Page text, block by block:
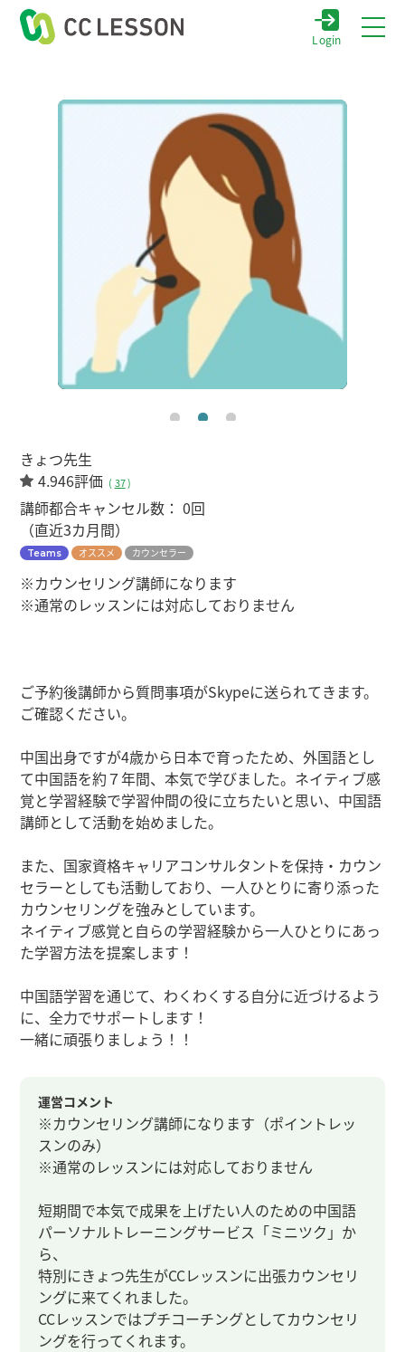
Login
きょつ先生
4.946評価 ( 37)
講師都合キャンセル数：0回
（直近3カ月間）
Teams オススメ カウンセラー
※カウンセリング講師になります
※通常のレッスンには対応しておりません
ご予約後講師から質問事項がSkypeに送られてきます。
ご確認ください。
中国出身ですが4歳から日本で育ったため、外国語とし
て中国語を約７年間、本気で学びました。ネイティブ感
覚と学習経験で学習仲間の役に立ちたいと思い、中国語
講師として活動を始めました。
また、国家資格キャリアコンサルタントを保持・カウン
セラーとしても活動しており、一人ひとりに寄り添った
カウンセリングを強みとしています。
ネイティブ感覚と自らの学習経験から一人ひとりにあっ
た学習方法を提案します！
中国語学習を通じて、わくわくする自分に近づけるよう
に、全力でサポートします！
一緒に頑張りましょう！！
運営コメント
※カウンセリング講師になります（ポイントレッ
スンのみ）
※通常のレッスンには対応しておりません
短期間で本気で成果を上げたい人のための中国語
パーソナルトレーニングサービス「ミニツク」か
ら、
特別にきょつ先生がCCレッスンに出張カウンセリ
ングに来てくれました。
CCレッスンではプチコーチングとしてカウンセリ
ングを行ってくれます。